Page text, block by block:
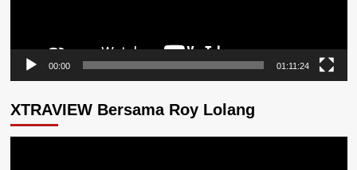
00:00 01:11:24
XTRAVIEW Bersama Roy Lolang